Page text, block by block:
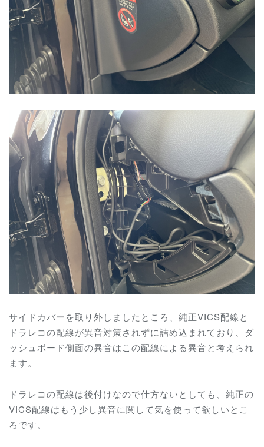
サイドカバーを取り外しましたところ、純正VICS配線と
ドラレコの配線が異音対策されずに詰め込まれており、ダ
ッシュボード側面の異音はこの配線による異音と考えられ
ます。
ドラレコの配線は後付けなので仕方ないとしても、純正の
VICS配線はもう少し異音に関して気を使って欲しいとこ
ろです。